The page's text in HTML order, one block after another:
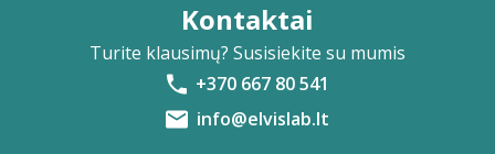
Kontaktai
Turite klausimų? Susisiekite su mumis
+370 667 80 541
info@elvislab.lt